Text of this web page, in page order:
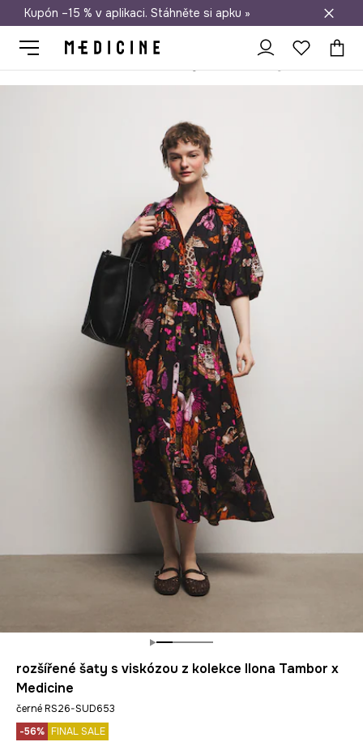
Doprava zdarma při nákupu nad 1 200 Kč
Kupón –15 % v aplikaci. Stáhněte si apku »
rozšířené šaty s viskózou z kolekce Ilona Tambor x
Medicine
černé RS26-SUD653
-56% FINAL SALE